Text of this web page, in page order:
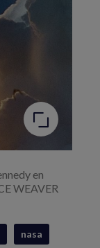
en
WEAVER
nasa